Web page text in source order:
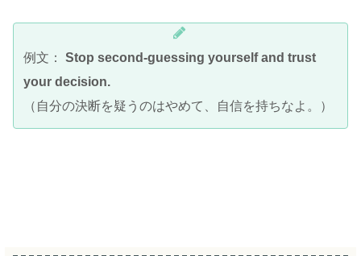
例文： Stop second-guessing yourself and trust
your decision.
（自分の決断を疑うのはやめて、自信を持ちなよ。）